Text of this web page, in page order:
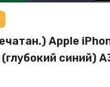
Apple
(глубокий синий)